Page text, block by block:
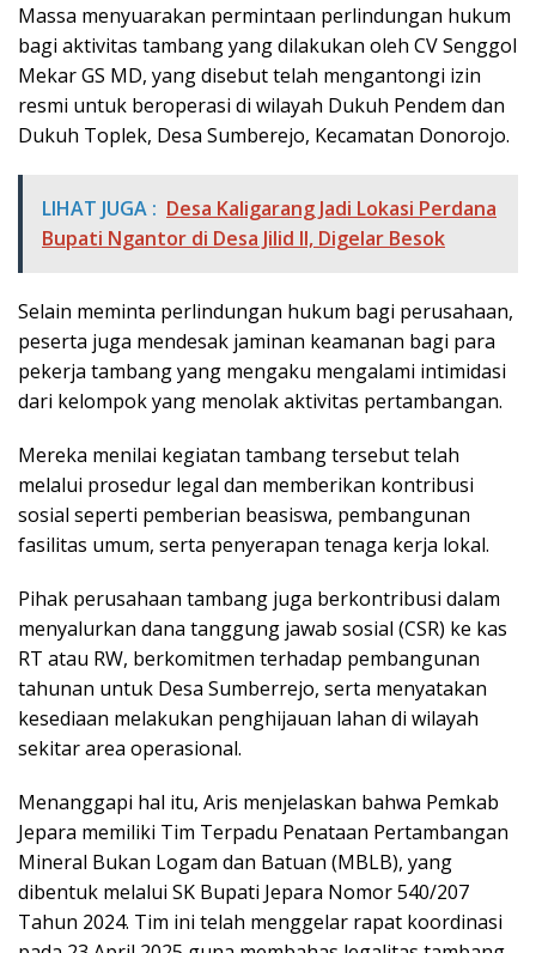
Massa menyuarakan permintaan perlindungan hukum
bagi aktivitas tambang yang dilakukan oleh CV Senggol
Mekar GS MD, yang disebut telah mengantongi izin
resmi untuk beroperasi di wilayah Dukuh Pendem dan
Dukuh Toplek, Desa Sumberejo, Kecamatan Donorojo.
LIHAT JUGA : Desa Kaligarang Jadi Lokasi Perdana
Bupati Ngantor di Desa Jilid II, Digelar Besok
Selain meminta perlindungan hukum bagi perusahaan,
peserta juga mendesak jaminan keamanan bagi para
pekerja tambang yang mengaku mengalami intimidasi
dari kelompok yang menolak aktivitas pertambangan.
Mereka menilai kegiatan tambang tersebut telah
melalui prosedur legal dan memberikan kontribusi
sosial seperti pemberian beasiswa, pembangunan
fasilitas umum, serta penyerapan tenaga kerja lokal.
Pihak perusahaan tambang juga berkontribusi dalam
menyalurkan dana tanggung jawab sosial (CSR) ke kas
RT atau RW, berkomitmen terhadap pembangunan
tahunan untuk Desa Sumberrejo, serta menyatakan
kesediaan melakukan penghijauan lahan di wilayah
sekitar area operasional.
Menanggapi hal itu, Aris menjelaskan bahwa Pemkab
Jepara memiliki Tim Terpadu Penataan Pertambangan
Mineral Bukan Logam dan Batuan (MBLB), yang
dibentuk melalui SK Bupati Jepara Nomor 540/207
Tahun 2024. Tim ini telah menggelar rapat koordinasi